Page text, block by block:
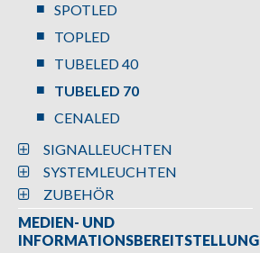
SPOTLED
TOPLED
TUBELED 40
TUBELED 70
CENALED
SIGNALLEUCHTEN
SYSTEMLEUCHTEN
ZUBEHÖR
MEDIEN- UND
INFORMATIONSBEREITSTELLUNG